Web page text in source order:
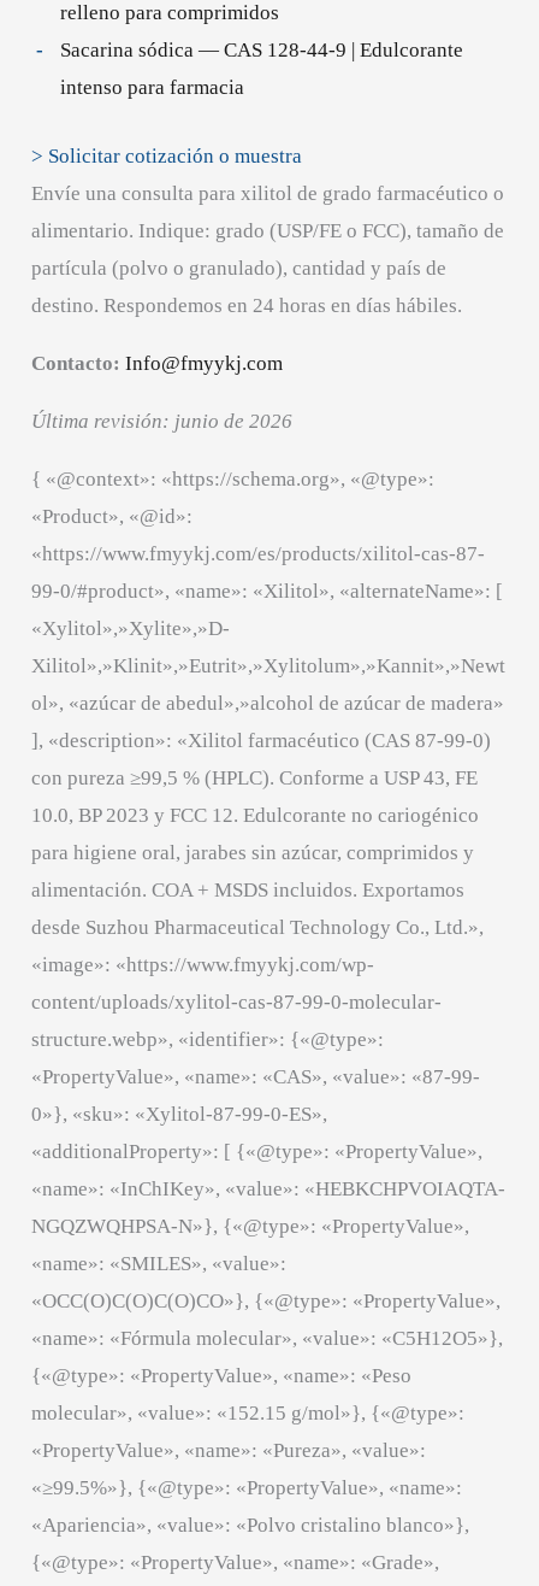
relleno para comprimidos
Sacarina sódica — CAS 128-44-9 | Edulcorante
intenso para farmacia
> Solicitar cotización o muestra
Envíe una consulta para xilitol de grado farmacéutico o
alimentario. Indique: grado (USP/FE o FCC), tamaño de
partícula (polvo o granulado), cantidad y país de
destino. Respondemos en 24 horas en días hábiles.
Contacto: Info@fmyykj.com
Última revisión: junio de 2026
{ «@context»: «https://schema.org», «@type»:
«Product», «@id»:
«https://www.fmyykj.com/es/products/xilitol-cas-87-
99-0/#product», «name»: «Xilitol», «alternateName»: [
«Xylitol»,»Xylite»,»D-
Xilitol»,»Klinit»,»Eutrit»,»Xylitolum»,»Kannit»,»Newt
ol», «azúcar de abedul»,»alcohol de azúcar de madera»
], «description»: «Xilitol farmacéutico (CAS 87-99-0)
con pureza ≥99,5 % (HPLC). Conforme a USP 43, FE
10.0, BP 2023 y FCC 12. Edulcorante no cariogénico
para higiene oral, jarabes sin azúcar, comprimidos y
alimentación. COA + MSDS incluidos. Exportamos
desde Suzhou Pharmaceutical Technology Co., Ltd.»,
«image»: «https://www.fmyykj.com/wp-
content/uploads/xylitol-cas-87-99-0-molecular-
structure.webp», «identifier»: {«@type»:
«PropertyValue», «name»: «CAS», «value»: «87-99-
0»}, «sku»: «Xylitol-87-99-0-ES»,
«additionalProperty»: [ {«@type»: «PropertyValue»,
«name»: «InChIKey», «value»: «HEBKCHPVOIAQTA-
NGQZWQHPSA-N»}, {«@type»: «PropertyValue»,
«name»: «SMILES», «value»:
«OCC(O)C(O)C(O)CO»}, {«@type»: «PropertyValue»,
«name»: «Fórmula molecular», «value»: «C5H12O5»},
{«@type»: «PropertyValue», «name»: «Peso
molecular», «value»: «152.15 g/mol»}, {«@type»:
«PropertyValue», «name»: «Pureza», «value»:
«≥99.5%»}, {«@type»: «PropertyValue», «name»:
«Apariencia», «value»: «Polvo cristalino blanco»},
{«@type»: «PropertyValue», «name»: «Grade»,